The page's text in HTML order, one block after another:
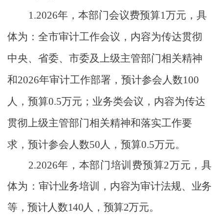
1.2026年，本部门会议费预算1万元，具
体为： 全市审计工作会议，内容为传达贯彻
中央、省委、市委及上级主管部门相关精神
和2026年审计工作部署，预计参会人数100
人，预算0.5万元 ；业务类会议， 内容为传达
贯彻上级主管部门相关精神和落实工作要
求， 预计参会人数50人，预算0.5万元。
2.2026年，本部门培训费预算2万元，具
体为： 审计业务培训，内容为审计法规、业务
等，预计人数140人，预算2万元。